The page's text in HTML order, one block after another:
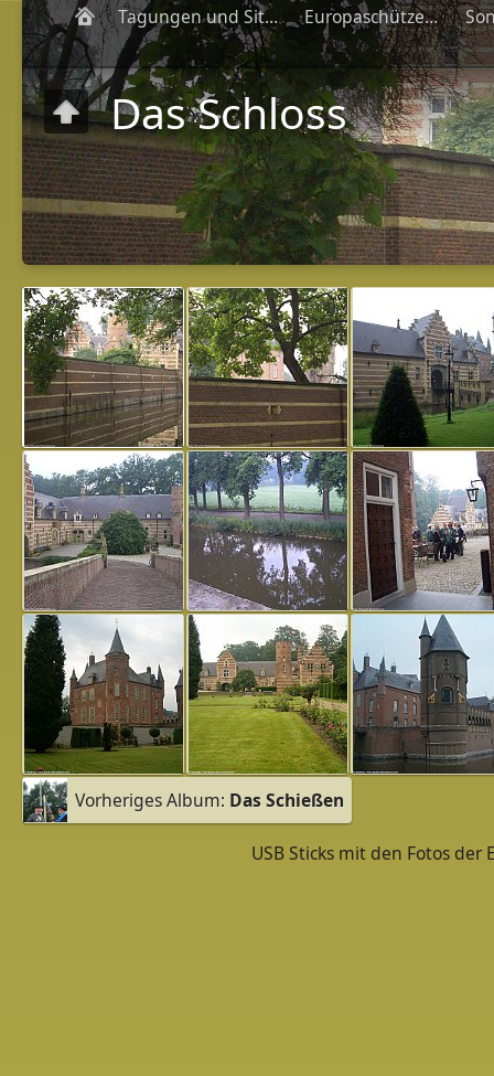
Tagungen und Sitzungen Europaschützenfeste
Das Schloss
Vorheriges Album: Das Schießen
USB Sticks mit den Fotos